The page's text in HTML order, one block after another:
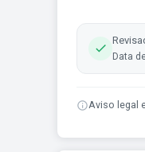
Data
Aviso legal